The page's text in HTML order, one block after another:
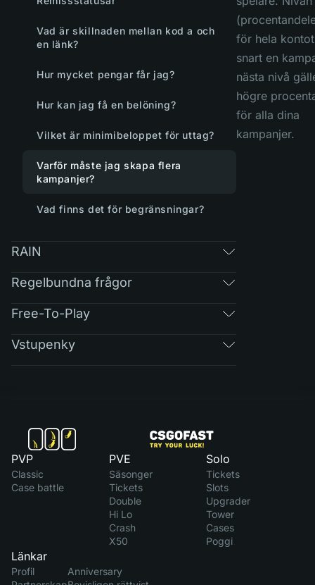
Vad är skillnaden mellan kod a och
en länk?
Hur mycket pengar får jag?
Hur kan jag få en belöning?
Vilket är minimibeloppet för uttag?
Varför måste jag skapa flera
kampanjer?
Vad finns det för begränsningar?
RAIN
Regelbundna frågor
Free-To-Play
Vstupenky
för hela
snart en
nästa nivå
högre
för alla dina
kampanjer.
PVP
Classic
Case battle
PVE
Säsonger
Tickets
Double
Hi Lo
Crash
X50
Solo
Tickets
Slots
Upgrader
Tower
Cases
Poggi
Länkar
Profil
Anniversary